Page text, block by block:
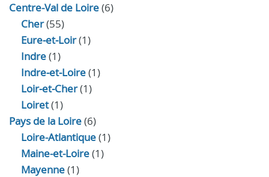
Centre-Val de Loire(6)
Cher(55)
Eure‑et‑Loir(1)
Indre(1)
Indre‑et‑Loire(1)
Loir‑et‑Cher(1)
Loiret(1)
Pays de la Loire(6)
Loire-Atlantique(1)
Maine-et-Loire(1)
Mayenne(1)